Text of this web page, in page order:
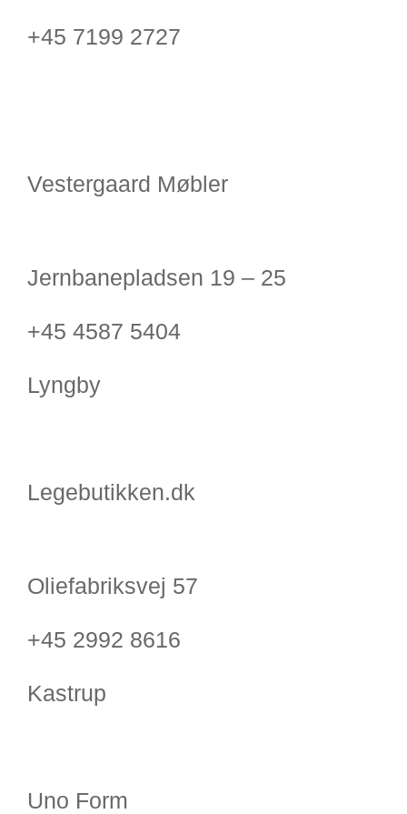
+45 7199 2727
Vestergaard Møbler
Jernbanepladsen 19 – 25
+45 4587 5404
Lyngby
Legebutikken.dk
Oliefabriksvej 57
+45 2992 8616
Kastrup
Uno Form